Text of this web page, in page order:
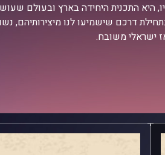
היא התכנית היחידה בארץ ובעולם
דרכם שישמיעו לנו מיצירותיהם,
ישראלי משובח.